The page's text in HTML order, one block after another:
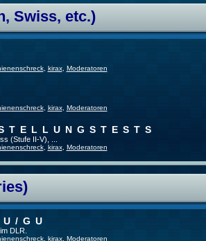
Swiss, etc.)
, kirax, Moderatoren
, kirax, Moderatoren
(Stufe II-V), ...
, kirax, Moderatoren
GU
DLR.
, kirax, Moderatoren